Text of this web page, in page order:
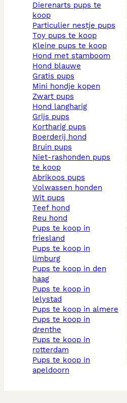
dierenarts pups te
koop
particulier nestje pups
toy pups te koop
kleine pups te koop
hond met stamboom
hond blauwe
gratis pups
mini hondje kopen
zwart pups
hond langharig
grijs pups
kortharig pups
boerderij hond
bruin pups
niet-rashonden pups
te koop
abrikoos pups
volwassen honden
wit pups
teef hond
reu hond
pups te koop in
friesland
pups te koop in
limburg
pups te koop in den
haag
pups te koop in
lelystad
pups te koop in almere
pups te koop in
drenthe
pups te koop in
rotterdam
pups te koop in
apeldoorn